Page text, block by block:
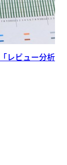
レビュー分析